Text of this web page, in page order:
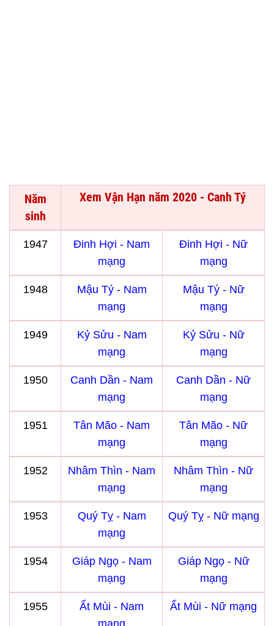
Năm
sinh
Xem Vận Hạn năm 2020 - Canh Tý
1947
Đinh Hợi - Nam
mạng
Đinh Hợi - Nữ
mạng
1948
Mậu Tý - Nam
mạng
Mậu Tý - Nữ
mạng
1949
Kỷ Sửu - Nam
mạng
Kỷ Sửu - Nữ
mạng
1950
Canh Dần - Nam
mạng
Canh Dần - Nữ
mạng
1951
Tân Mão - Nam
mạng
Tân Mão - Nữ
mạng
1952
Nhâm Thìn - Nam
mạng
Nhâm Thìn - Nữ
mạng
1953
Quý Tỵ - Nam
mạng
Quý Tỵ - Nữ mạng
1954
Giáp Ngọ - Nam
mạng
Giáp Ngọ - Nữ
mạng
1955
Ất Mùi - Nam
mạng
Ất Mùi - Nữ mạng